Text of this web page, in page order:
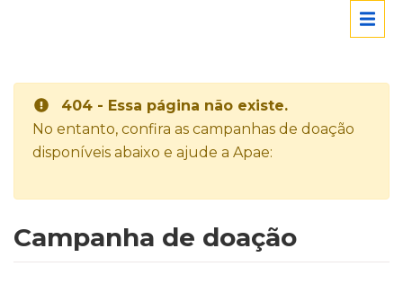
404 - Essa página não existe.
No entanto, confira as campanhas de doação
disponíveis abaixo e ajude a Apae:
Campanha de doação